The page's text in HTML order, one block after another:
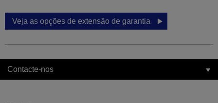
Veja as opções de extensão de garantia
Contacte-nos